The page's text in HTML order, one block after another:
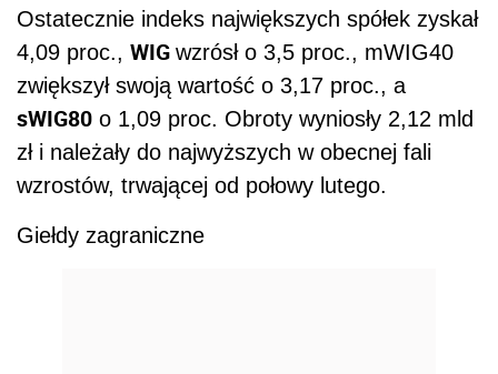
Ostatecznie indeks największych spółek zyskał
4,09 proc., WIG wzrósł o 3,5 proc., mWIG40
zwiększył swoją wartość o 3,17 proc., a
sWIG80 o 1,09 proc. Obroty wyniosły 2,12 mld
zł i należały do najwyższych w obecnej fali
wzrostów, trwającej od połowy lutego.
Giełdy zagraniczne